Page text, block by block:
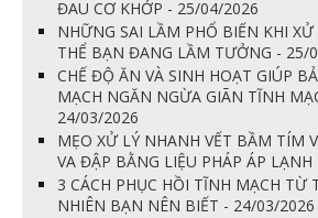
ĐAU CƠ KHỚP - 25/04/2026
NHỮNG SAI LẦM PHỔ BIẾN KHI XỬ
THỂ BẠN ĐANG LẦM TƯỞNG - 25/
CHẾ ĐỘ ĂN VÀ SINH HOẠT GIÚP
MẠCH NGĂN NGỪA GIÃN TĨNH
24/03/2026
MẸO XỬ LÝ NHANH VẾT BẦM TÍM
VA ĐẬP BẰNG LIỆU PHÁP ÁP
3 CÁCH PHỤC HỒI TĨNH MẠCH TỪ
NHIÊN BẠN NÊN BIẾT - 24/03/2026